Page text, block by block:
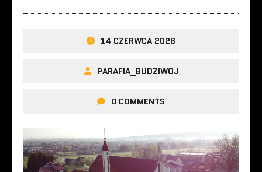
14 CZERWCA 2026
PARAFIA_BUDZIWOJ
0 COMMENTS